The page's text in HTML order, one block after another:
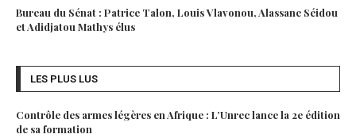
Bureau du Sénat : Patrice Talon, Louis Vlavonou, Alassane Séidou
et Adidjatou Mathys élus
LES PLUS LUS
Contrôle des armes légères en Afrique : L’Unrec lance la 2e édition
de sa formation